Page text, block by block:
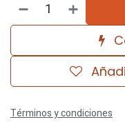
Términos y condiciones